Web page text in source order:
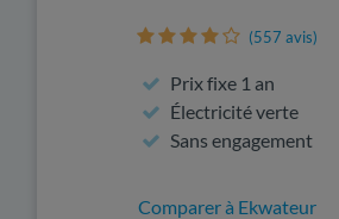
(557 avis)
Prix fixe 1 an
Électricité verte
Sans engagement
Comparer à Ekwateur